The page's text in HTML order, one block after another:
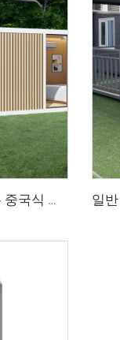
호텔, 주택, 애플 캐빈에서 영감을 받은 중국식 알루미늄 프레임 조립식 방음 작업 캐빈, 모던 럭셔리 오피스 포드